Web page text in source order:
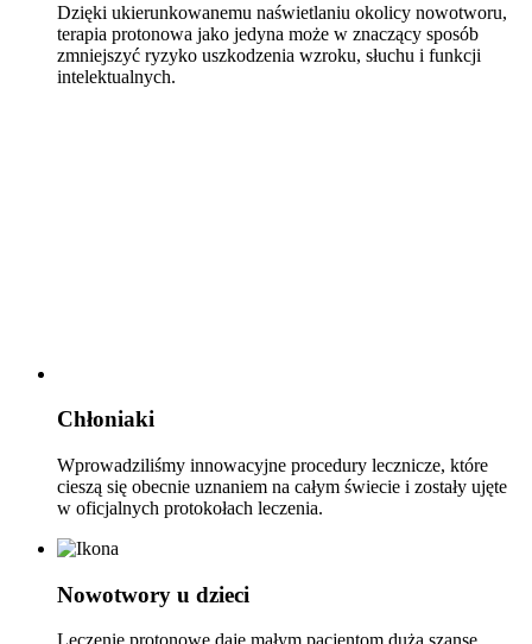
Dzięki ukierunkowanemu naświetlaniu okolicy nowotworu,
terapia protonowa jako jedyna może w znaczący sposób
zmniejszyć ryzyko uszkodzenia wzroku, słuchu i funkcji
intelektualnych.
Chłoniaki
Wprowadziliśmy innowacyjne procedury lecznicze, które
cieszą się obecnie uznaniem na całym świecie i zostały ujęte
w oficjalnych protokołach leczenia.
Nowotwory u dzieci